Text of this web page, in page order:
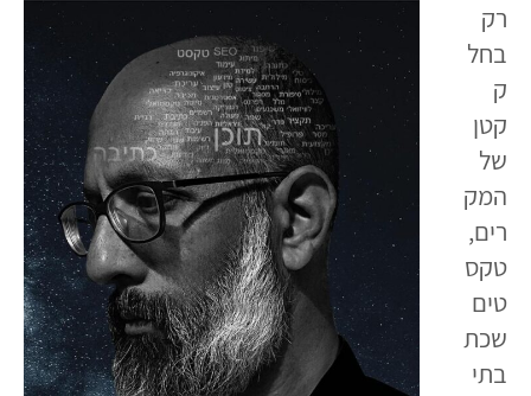
רק
בחל
ק
קטן
של
המק
רים,
טקס
טים
שכת
בתי